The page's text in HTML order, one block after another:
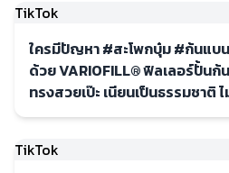
TikTok
ใครมีปัญหา #สะโพกบุ๋ม #ก้นแบ
ด้วย VARIOFILL® ฟิลเลอร์ปั้น
ทรงสวยเป๊ะ เนียนเป็นธรรมชาติ
TikTok